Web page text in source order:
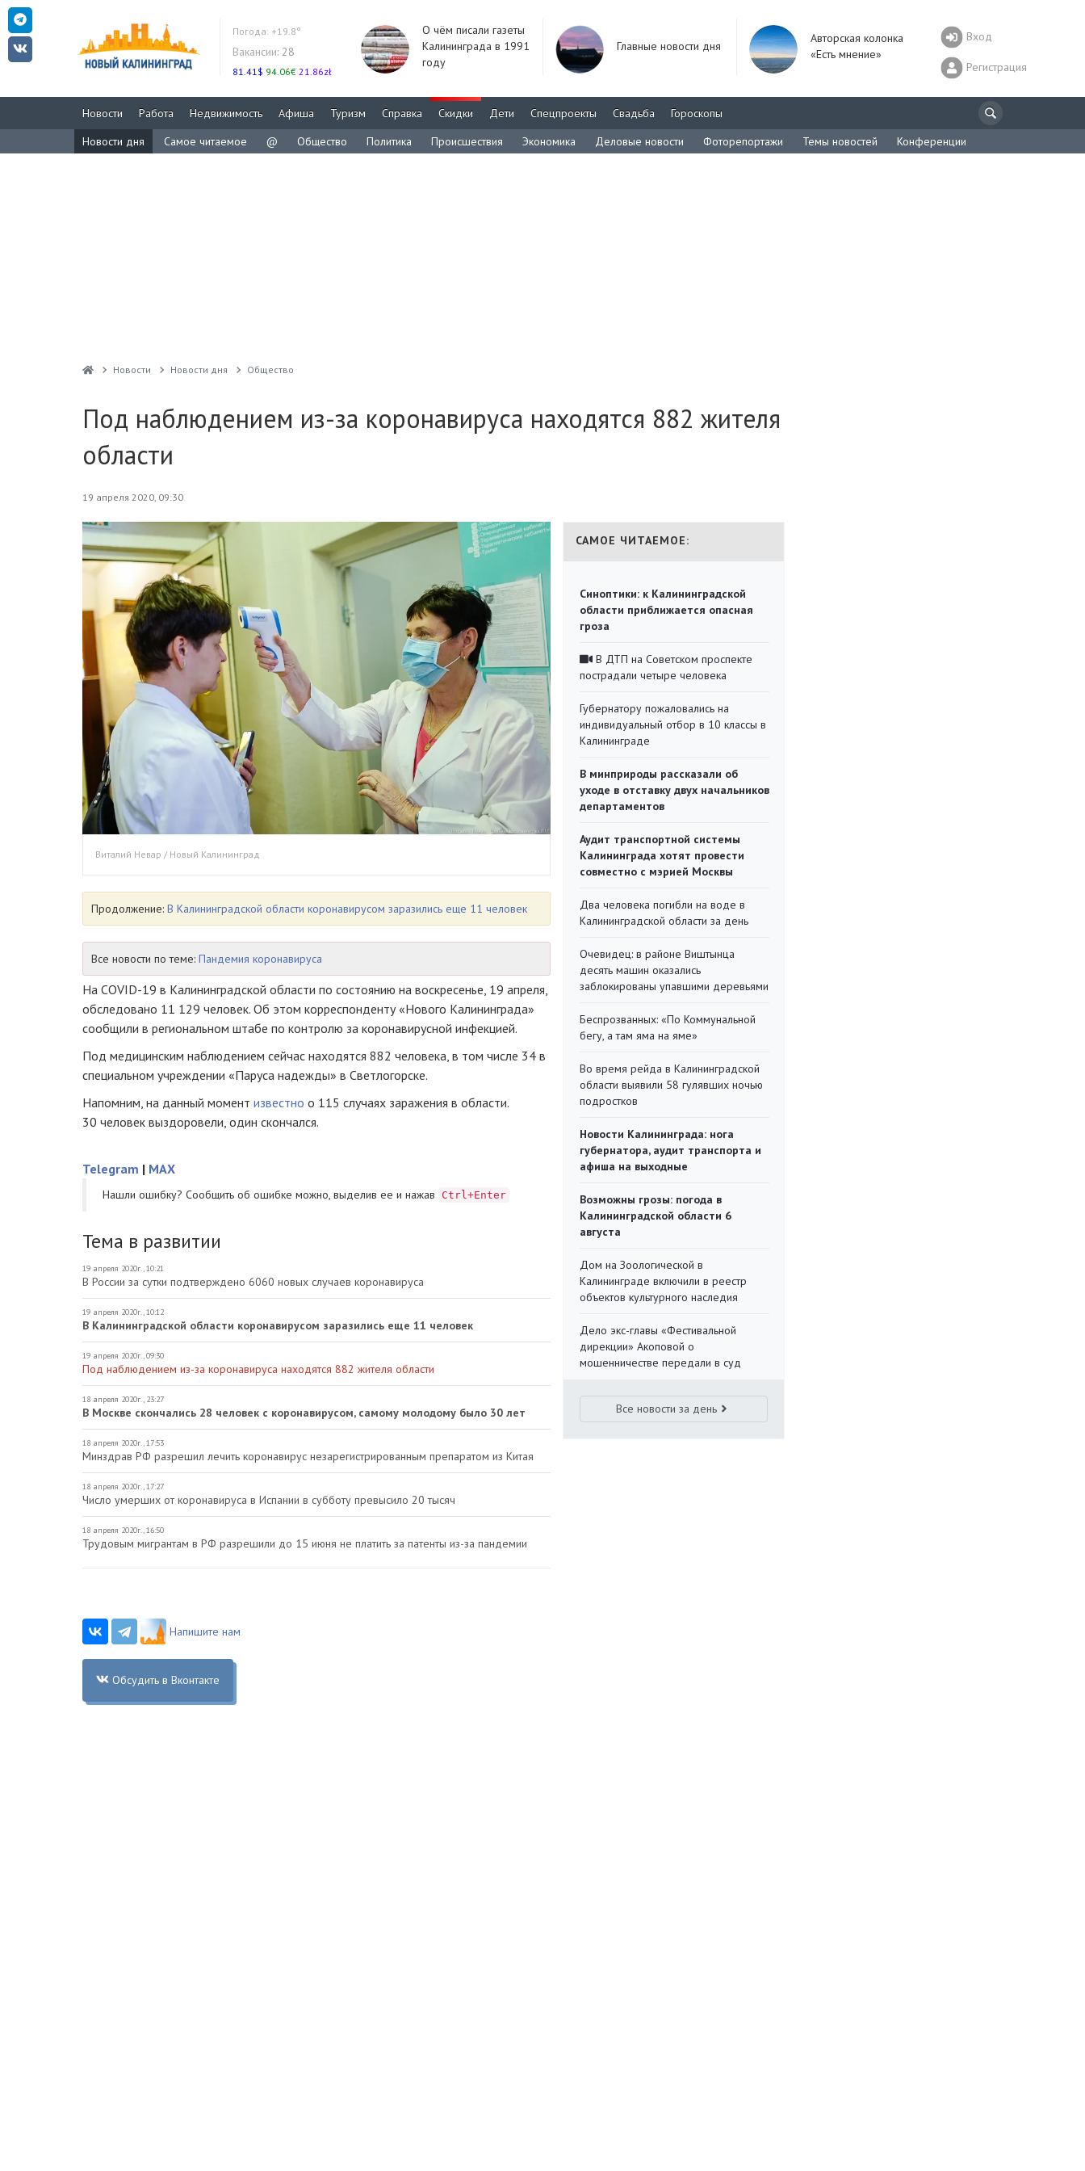
Погода: +19.8°
Вакансии: 28
81.41$ 94.06€ 21.86zł
О чём писали газеты
Калининграда в 1991
году
Главные новости дня
Авторская колонка
«Есть мнение»
Вход
Регистрация
Новости Работа Недвижимость Афиша Туризм Справка Скидки Дети Спецпроекты Свадьба
Гороскопы
Новости дня
Самое читаемое @ Общество Политика Происшествия Экономика Деловые новости Фоторепортажи Темы новостей Конференции
Новости Новости дня Общество
Под наблюдением из-за коронавируса находятся 882 жителя
области
19 апреля 2020, 09:30
Виталий Невар / Новый Калининград
Продолжение: В Калининградской области коронавирусом заразились еще 11 человек
Все новости по теме: Пандемия коронавируса
На COVID-19 в Калининградской области по состоянию на воскресенье, 19 апреля,
обследовано 11 129 человек. Об этом корреспонденту «Нового Калининграда»
сообщили в региональном штабе по контролю за коронавирусной инфекцией.
Под медицинским наблюдением сейчас находятся 882 человека, в том числе 34 в
специальном учреждении «Паруса надежды» в Светлогорске.
Напомним, на данный момент известно о 115 случаях заражения в области.
30 человек выздоровели, один скончался.
Telegram | MAX
Нашли ошибку? Cообщить об ошибке можно, выделив ее и нажав Ctrl+Enter
Тема в развитии
19 апреля 2020г., 10:21
В России за сутки подтверждено 6060 новых случаев коронавируса
19 апреля 2020г., 10:12
В Калининградской области коронавирусом заразились еще 11 человек
19 апреля 2020г., 09:30
Под наблюдением из-за коронавируса находятся 882 жителя области
18 апреля 2020г., 23:27
В Москве скончались 28 человек с коронавирусом, самому молодому было 30 лет
18 апреля 2020г., 17:53
Минздрав РФ разрешил лечить коронавирус незарегистрированным препаратом из Китая
18 апреля 2020г., 17:27
Число умерших от коронавируса в Испании в субботу превысило 20 тысяч
18 апреля 2020г., 16:50
Трудовым мигрантам в РФ разрешили до 15 июня не платить за патенты из-за пандемии
Напишите нам
Обсудить в Вконтакте
САМОЕ ЧИТАЕМОЕ:
Синоптики: к Калининградской
области приближается опасная
гроза
В ДТП на Советском проспекте
пострадали четыре человека
Губернатору пожаловались на
индивидуальный отбор в 10 классы в
Калининграде
В минприроды рассказали об
уходе в отставку двух начальников
департаментов
Аудит транспортной системы
Калининграда хотят провести
совместно с мэрией Москвы
Два человека погибли на воде в
Калининградской области за день
Очевидец: в районе Виштынца
десять машин оказались
заблокированы упавшими деревьями
Беспрозванных: «По Коммунальной
бегу, а там яма на яме»
Во время рейда в Калининградской
области выявили 58 гулявших ночью
подростков
Новости Калининграда: нога
губернатора, аудит транспорта и
афиша на выходные
Возможны грозы: погода в
Калининградской области 6
августа
Дом на Зоологической в
Калининграде включили в реестр
объектов культурного наследия
Дело экс-главы «Фестивальной
дирекции» Акоповой о
мошенничестве передали в суд
Все новости за день